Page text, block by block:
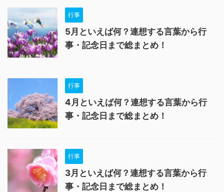
行事
5月といえば何？連想する言葉から行
事・記念日まで総まとめ！
行事
4月といえば何？連想する言葉から行
事・記念日まで総まとめ！
行事
3月といえば何？連想する言葉から行
事・記念日まで総まとめ！